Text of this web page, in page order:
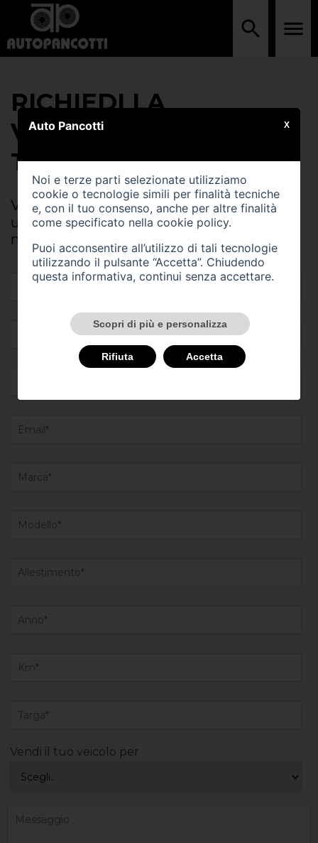
RICHIEDI LA
VALUTAZIONE DEL
TUO VEICOLO USATO
Vuoi sapere quanto vale il tuo veicolo
usato? Compila il modulo sottostante e il
nostro team ti contatterà!
Vendi il tuo veicolo per
Auto Pancotti
Noi e terze parti selezionate utilizziamo
cookie o tecnologie simili per finalità tecniche
e, con il tuo consenso, anche per altre finalità
come specificato nella cookie policy.
Puoi acconsentire all’utilizzo di tali tecnologie
utilizzando il pulsante “Accetta”. Chiudendo
questa informativa, continui senza accettare.
Scopri di più e personalizza
Rifiuta Accetta
X